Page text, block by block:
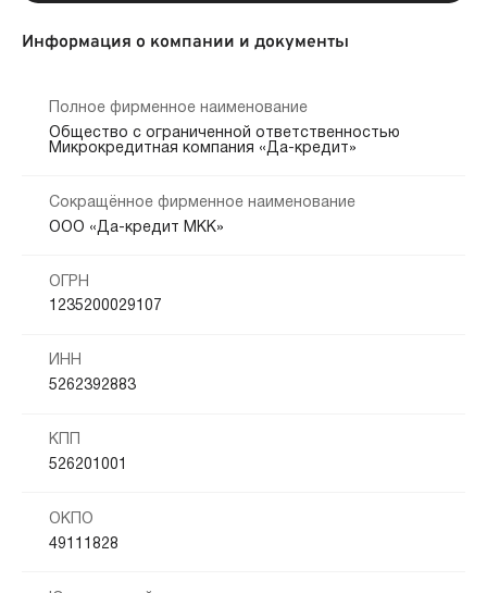
Информация о компании и документы
Полное фирменное наименование
Общество с ограниченной ответственностью
Микрокредитная компания «Да-кредит»
Сокращённое фирменное наименование
ООО «Да-кредит МКК»
ОГРН
1235200029107
ИНН
5262392883
КПП
526201001
ОКПО
49111828